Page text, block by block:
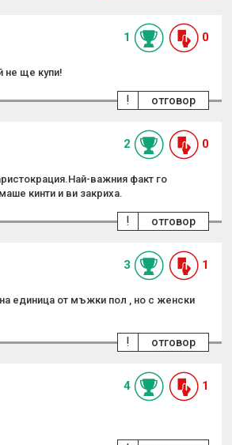
1 0
не ще купи!
отговор
!
2 0
важния факт го
кинти и ви закриха.
отговор
!
3 1
единица от мъжки пол , но с женски
отговор
!
4 1